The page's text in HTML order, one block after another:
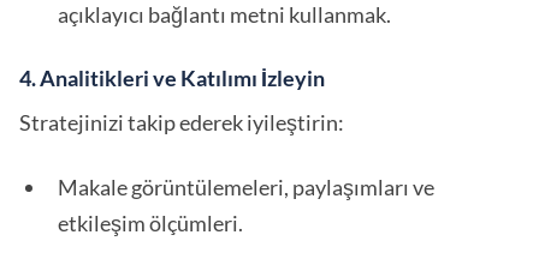
açıklayıcı bağlantı metni kullanmak.
4. Analitikleri ve Katılımı İzleyin
Stratejinizi takip ederek iyileştirin:
Makale görüntülemeleri, paylaşımları ve
etkileşim ölçümleri.